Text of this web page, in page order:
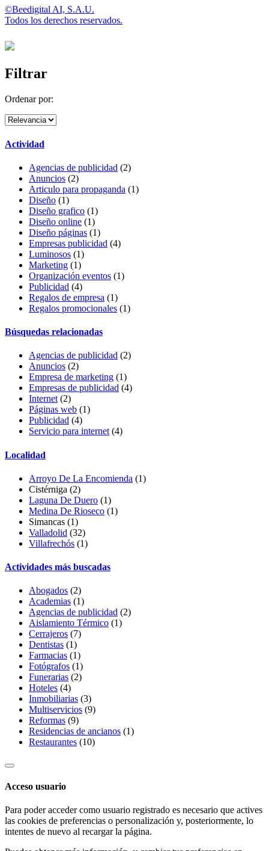
©Beedigital AI, S.A.U.
Todos los derechos reservados.
Filtrar
Ordenar por:
Actividad
Agencias de publicidad (2)
Anuncios (2)
Articulo para propaganda (1)
Diseño (1)
Diseño grafico (1)
Diseño online (1)
Diseño páginas (1)
Empresas publicidad (4)
Luminosos (1)
Marketing (1)
Organización eventos (1)
Publicidad (4)
Regalos de empresa (1)
Regalos promocionales (1)
Búsquedas relacionadas
Agencias de publicidad (2)
Anuncios (2)
Empresa de marketing (1)
Empresas de publicidad (4)
Internet (2)
Páginas web (1)
Publicidad (4)
Servicio para internet (4)
Localidad
Arroyo De La Encomienda (1)
Cistérniga (2)
Laguna De Duero (1)
Medina De Rioseco (1)
Simancas (1)
Valladolid (32)
Villafrechós (1)
Actividades más buscadas
Abogados (2)
Academias (1)
Agencias de publicidad (2)
Aislamiento Térmico (1)
Cerrajeros (7)
Dentistas (1)
Farmacias (1)
Fotógrafos (1)
Funerarias (2)
Hoteles (4)
Inmobiliarias (3)
Multiservicios (9)
Reformas (9)
Residencias de ancianos (1)
Restaurantes (10)
Acceso usuario
Para poder acceder como usuario registrado es necesario que actives
las cookies de preferencias o personalización y, posteriormente, lo
intentes de nuevo al recargar la página.